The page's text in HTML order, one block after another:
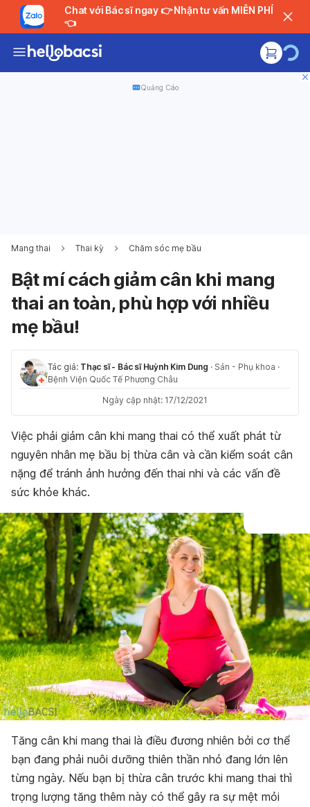
Chat với Bác sĩ ngay 👉 Nhận tư vấn MIỄN PHÍ
👈
Quảng Cáo
Mang thai Thai kỳ Chăm sóc mẹ bầu
Bật mí cách giảm cân khi mang
thai an toàn, phù hợp với nhiều
mẹ bầu!
Tác giả: Thạc sĩ - Bác sĩ Huỳnh Kim Dung · Sản - Phụ khoa ·
Bệnh Viện Quốc Tế Phương Châu
Ngày cập nhật: 17/12/2021
Việc phải giảm cân khi mang thai có thể xuất phát từ
nguyên nhân mẹ bầu bị thừa cân và cần kiểm soát cân
nặng để tránh ảnh hưởng đến thai nhi và các vấn đề
sức khỏe khác.
Tăng cân khi mang thai là điều đương nhiên bởi cơ thể
bạn đang phải nuôi dưỡng thiên thần nhỏ đang lớn lên
từng ngày. Nếu bạn bị thừa cân trước khi mang thai thì
trọng lượng tăng thêm này có thể gây ra sự mệt mỏi